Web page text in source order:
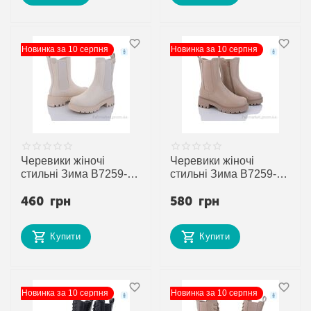
Новинка за 10 серпня
Черевики жіночі
стильні Зима B7259-1
"Trendy" недорого
постачальника
460 грн
Купити
Новинка за 10 серпня
Черевики жіночі
стильні Зима B7259-10
"Trendy" недорого
постачальника
580 грн
Купити
Новинка за 10 серпня Новинка за 10 серпня